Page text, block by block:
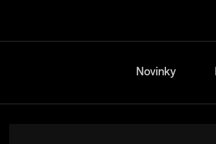
Novinky